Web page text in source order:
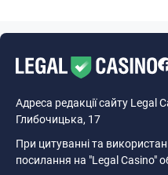
Адреса редакції сайту Legal
Глибочицька, 17
При цитуванні та
посилання на "Legal Casino"